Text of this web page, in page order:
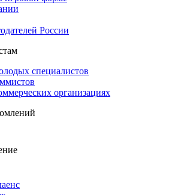
России
специалистов
организациях